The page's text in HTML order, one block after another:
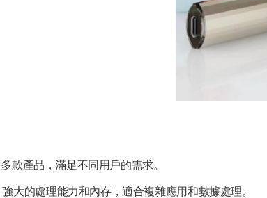
多款產品，滿足不同用戶的需求。
大的處理能力和內存，適合複雜應用和數據處理。